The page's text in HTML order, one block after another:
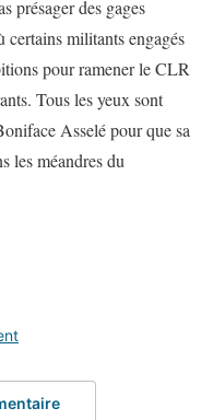
présager des gages
certains militants engagés
pour ramener le CLR
Tous les yeux sont
Asselé pour que sa
les méandres du